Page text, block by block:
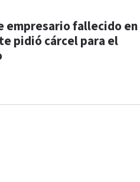
empresario fallecido en
pidió cárcel para el